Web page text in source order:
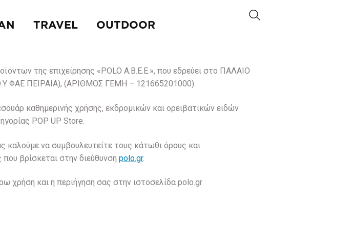
TRAVEL OUTDOOR
της επιχείρησης «POLO A.B.E.E.», που εδρεύει στο ΠΑΛΑΙΟ
ΦΑΕ ΠΕΙΡΑΙΑ), (ΑΡΙΘΜΟΣ ΓΕΜΗ – 121665201000).
καθημερινής χρήσης, εκδρομικών και ορειβατικών ειδών
POP UP Store.
καλούμε να συμβουλευτείτε τους κάτωθι όρους και
βρίσκεται στην διεύθυνσηpolo.gr.
χρήση και η περιήγηση σας στην ιστοσελίδα polo.gr